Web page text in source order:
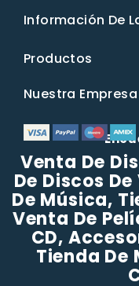
Información De
Productos
Nuestra Empresa
Venta De
De Discos
De Música,
Venta De
CD,
Tienda De